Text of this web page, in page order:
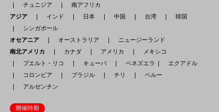
チュニジア
南アフリカ
アジア
インド 日本 中国 台湾
韓国
シンガポール
オセアニア
オーストラリア
ニュージーランド
南北アメリカ
カナダ アメリカ
メキシコ
プエルト・リコ
キューバ ベネズエラ
エクアドル
コロンビア
ブラジル チリ
ペルー
アルゼンチン
開催時期